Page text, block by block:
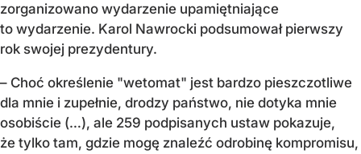
zorganizowano wydarzenie upamiętniające
to wydarzenie. Karol Nawrocki podsumował pierwszy
rok swojej prezydentury.
– Choć określenie "wetomat" jest bardzo pieszczotliwe
dla mnie i zupełnie, drodzy państwo, nie dotyka mnie
osobiście (…), ale 259 podpisanych ustaw pokazuje,
że tylko tam, gdzie mogę znaleźć odrobinę kompromisu,